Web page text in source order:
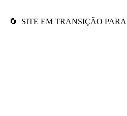
🔄 SITE EM TRANSIÇÃO